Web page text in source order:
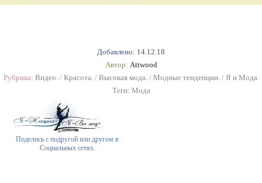
Добавлено: 14.12.18
Автор: Attwood
Рубрика: Видео./ Красота./ Высокая мода./ Модные тенденции./ Я и Мода.
Теги: Мода
Поделись с подругой или другом в
Социальных сетях.